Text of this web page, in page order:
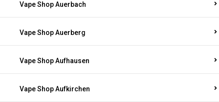
Vape Shop Auerbach
Vape Shop Auerberg
Vape Shop Aufhausen
Vape Shop Aufkirchen